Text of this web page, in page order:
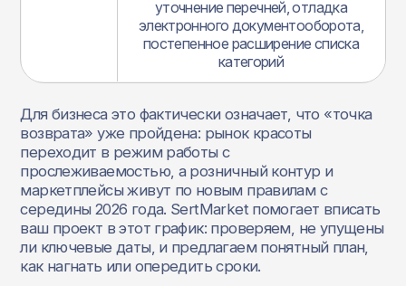
уточнение перечней, отладка
электронного документооборота,
постепенное расширение списка
категорий
Для бизнеса это фактически означает, что «точка
возврата» уже пройдена: рынок красоты
переходит в режим работы с
прослеживаемостью, а розничный контур и
маркетплейсы живут по новым правилам с
середины 2026 года. SertMarket помогает вписать
ваш проект в этот график: проверяем, не упущены
ли ключевые даты, и предлагаем понятный план,
как нагнать или опередить сроки.